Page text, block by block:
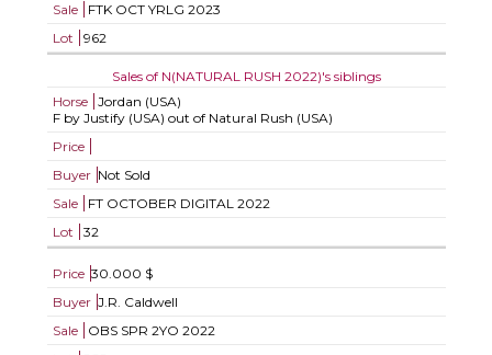
Sale
FTK OCT YRLG 2023
Lot
962
Sales of N(NATURAL RUSH 2022)'s siblings
Horse
Jordan (USA)
F by Justify (USA) out of Natural Rush (USA)
Price
Buyer Not Sold
Sale
FT OCTOBER DIGITAL 2022
Lot
32
Price 30.000 $
Buyer J.R. Caldwell
Sale
OBS SPR 2YO 2022